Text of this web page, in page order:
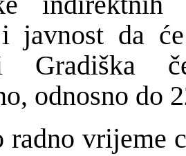
javnost da
Gradiška
odnosno do
radno vrijeme